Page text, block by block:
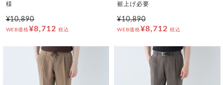
様
¥10,890
WEB価格¥8,712 税込
裾上げ必要
¥10,890
WEB価格¥8,712 税込